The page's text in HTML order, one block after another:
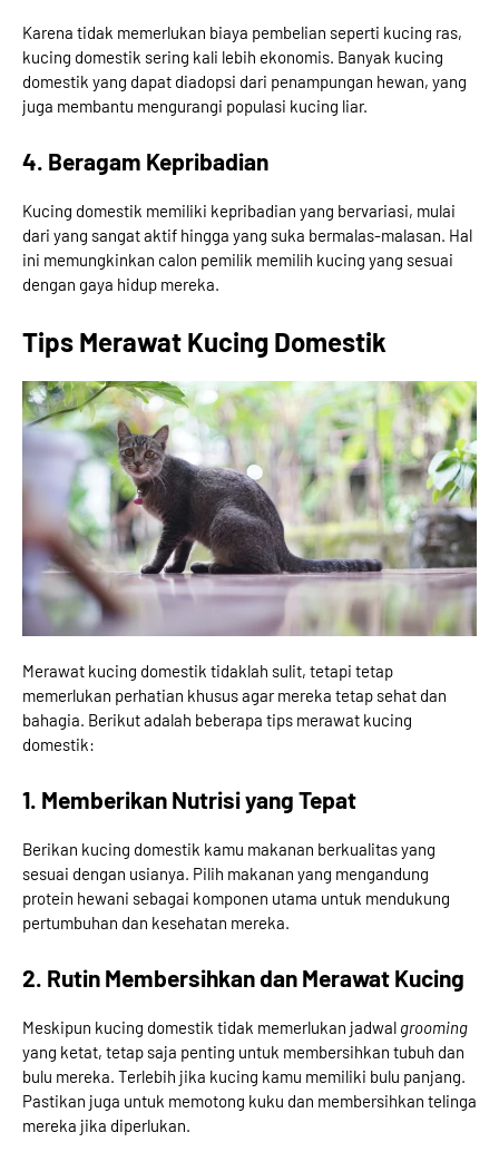
Karena tidak memerlukan biaya pembelian seperti kucing ras,
kucing domestik sering kali lebih ekonomis. Banyak kucing
domestik yang dapat diadopsi dari penampungan hewan, yang
juga membantu mengurangi populasi kucing liar.
4. Beragam Kepribadian
Kucing domestik memiliki kepribadian yang bervariasi, mulai
dari yang sangat aktif hingga yang suka bermalas-malasan. Hal
ini memungkinkan calon pemilik memilih kucing yang sesuai
dengan gaya hidup mereka.
Tips Merawat Kucing Domestik
Merawat kucing domestik tidaklah sulit, tetapi tetap
memerlukan perhatian khusus agar mereka tetap sehat dan
bahagia. Berikut adalah beberapa tips merawat kucing
domestik:
1. Memberikan Nutrisi yang Tepat
Berikan kucing domestik kamu makanan berkualitas yang
sesuai dengan usianya. Pilih makanan yang mengandung
protein hewani sebagai komponen utama untuk mendukung
pertumbuhan dan kesehatan mereka.
2. Rutin Membersihkan dan Merawat Kucing
Meskipun kucing domestik tidak memerlukan jadwal grooming
yang ketat, tetap saja penting untuk membersihkan tubuh dan
bulu mereka. Terlebih jika kucing kamu memiliki bulu panjang.
Pastikan juga untuk memotong kuku dan membersihkan telinga
mereka jika diperlukan.